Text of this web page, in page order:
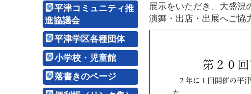
平津コミュニティ推
進協議会
平津学区各種団体
小学校・児童館
落書きのページ
展示をいただき、大盛況
演舞・出店・出展へご協